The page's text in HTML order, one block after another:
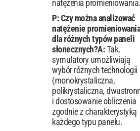
natężenia
P: Czy można analizować
natężenie promieniowania
dla różnych typów paneli
słonecznych?A:Tak,
symulatory umożliwiają
wybór różnych technologii
(monokrystaliczna,
polikrystaliczna,
i dostosowanie obliczenia
zgodnie z charakterystyką
każdego typu panelu.